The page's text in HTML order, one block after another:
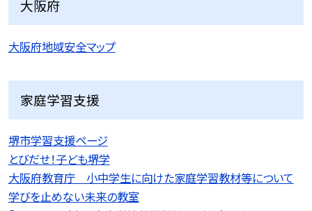
大阪府
大阪府地域安全マップ
家庭学習支援
堺市学習支援ページ
とびだせ！子ども堺学
大阪府教育庁 小中学生に向けた家庭学習教材等について
学びを止めない未来の教室